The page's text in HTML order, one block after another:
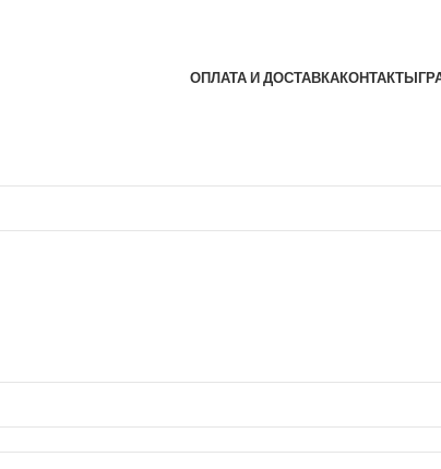
ОПЛАТА И ДОСТАВКАКОНТАКТЫ